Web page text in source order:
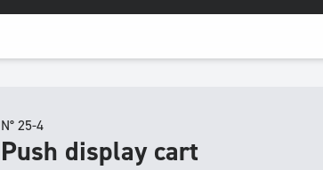
N° 25-4
Push display cart